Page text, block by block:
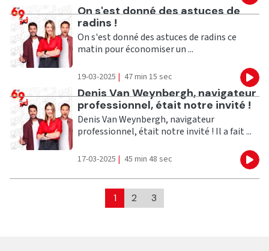
Ecouter
On s'est donné des astuces de
radins !
On s'est donné des astuces de radins ce
matin pour économiser un ...
19-03-2025 | 47 min 15 sec
Ecouter
Denis Van Weynbergh, navigateur
professionnel, était notre invité !
Denis Van Weynbergh, navigateur
professionnel, était notre invité ! Il a fait ...
17-03-2025 | 45 min 48 sec
1 2 3